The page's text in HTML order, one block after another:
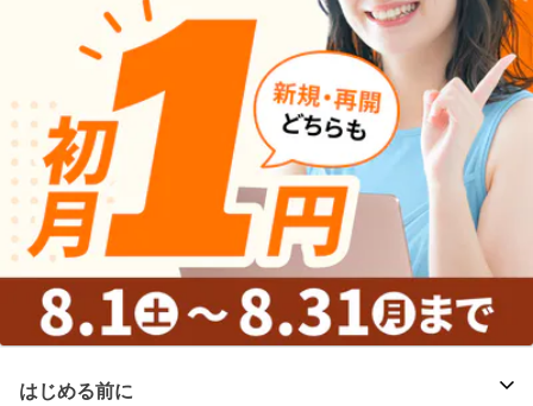
はじめる前に